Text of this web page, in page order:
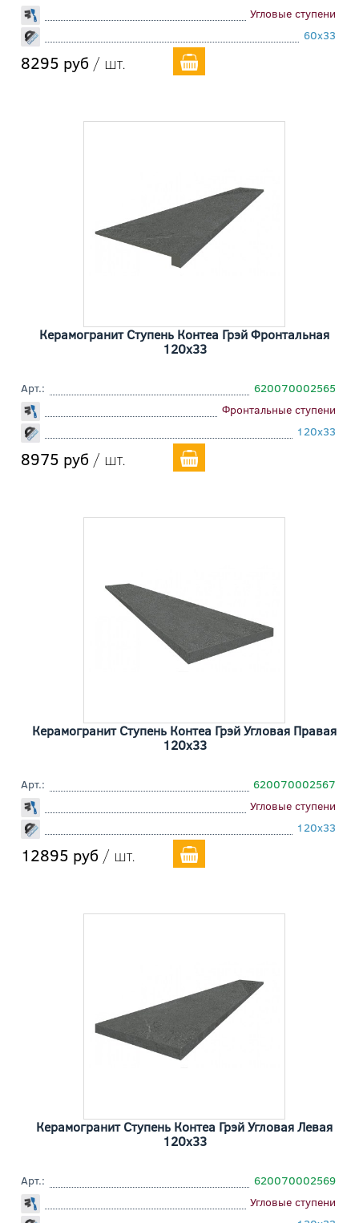
Угловые ступени
60x33
8295 руб / шт.
Керамогранит Ступень Контеа Грэй Фронтальная
120x33
Арт.:
620070002565
Фронтальные ступени
120x33
8975 руб / шт.
Керамогранит Ступень Контеа Грэй Угловая Правая
120x33
Арт.:
620070002567
Угловые ступени
120x33
12895 руб / шт.
Керамогранит Ступень Контеа Грэй Угловая Левая
120x33
Арт.:
620070002569
Угловые ступени